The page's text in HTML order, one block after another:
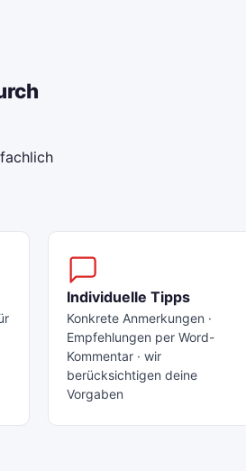
Individuelle Tipps
Konkrete Anmerkungen ·
Empfehlungen per Word-
Kommentar · wir
berücksichtigen deine
Vorgaben